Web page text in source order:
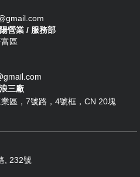
營業 / 服務部
區
三廠
區，7號路，4號框，CN 20塊
, 232號